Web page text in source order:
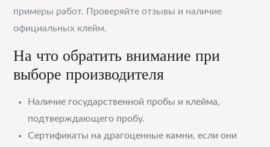
примеры работ. Проверяйте отзывы и наличие
официальных клейм.
На что обратить внимание при
выборе производителя
Наличие государственной пробы и клейма,
подтверждающего пробу.
Сертификаты на драгоценные камни, если они